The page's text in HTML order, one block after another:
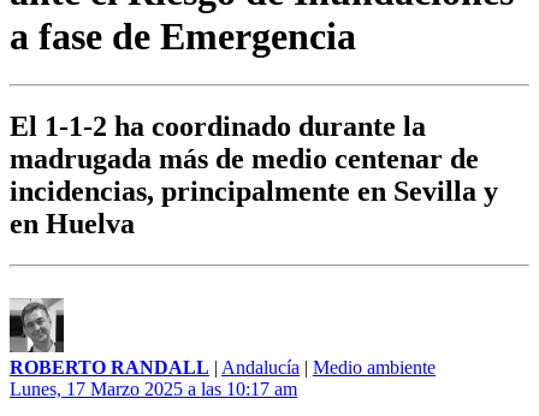
a fase de Emergencia
El 1-1-2 ha coordinado durante la
madrugada más de medio centenar de
incidencias, principalmente en Sevilla y
en Huelva
ROBERTO RANDALL | Andalucía | Medio ambiente
Lunes, 17 Marzo 2025 a las 10:17 am